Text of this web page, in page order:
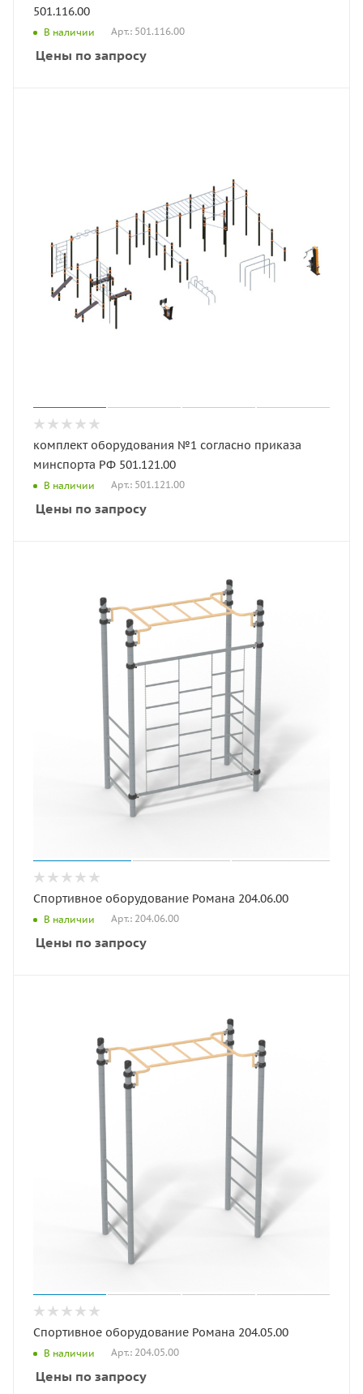
501.116.00
В наличии Арт.: 501.116.00
Цены по запросу
комплект оборудования №1 согласно приказа
минспорта РФ 501.121.00
В наличии Арт.: 501.121.00
Цены по запросу
Спортивное оборудование Романа 204.06.00
В наличии Арт.: 204.06.00
Цены по запросу
Спортивное оборудование Романа 204.05.00
В наличии Арт.: 204.05.00
Цены по запросу